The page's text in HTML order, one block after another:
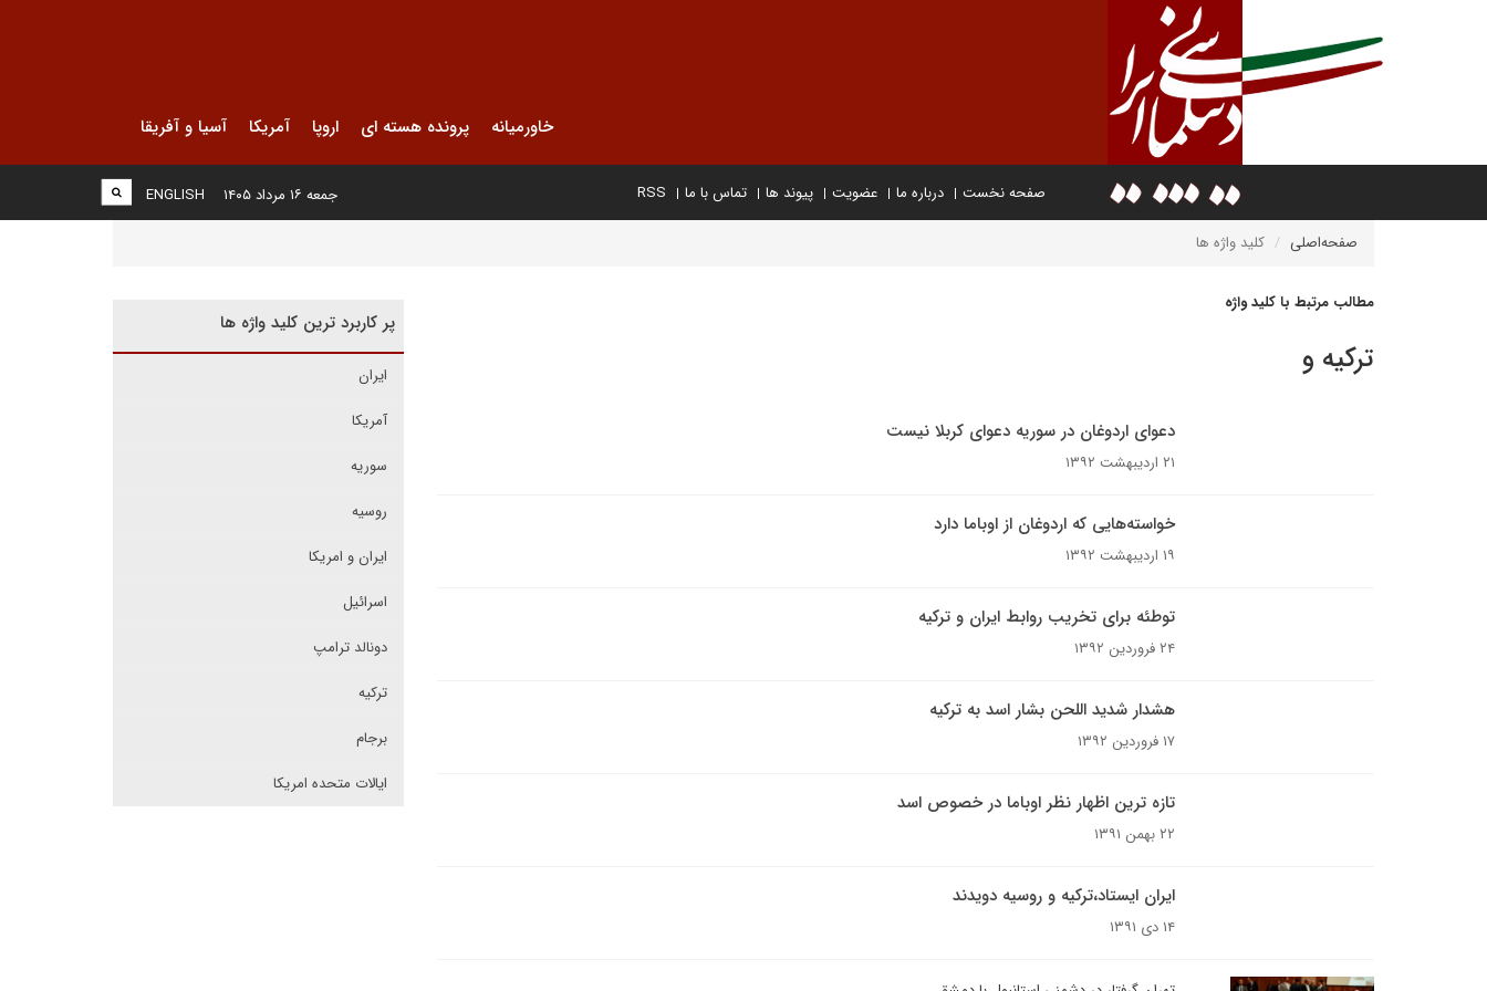
خاورمیانه پرونده هسته ای اروپا آمریکا آسیا و آفریقا
صفحه نخست درباره ما عضویت پیوند ها تماس با ما RSS
ENGLISH جمعه ۱۶ مرداد ۱۴۰۵
صفحه‌اصلی کلید واژه ها
مطالب مرتبط با کلید واژه
ترکیه و
دعوای اردوغان در سوریه دعوای کربلا نیست
۲۱ اردیبهشت ۱۳۹۲
خواسته‌هایی که اردوغان از اوباما دارد
۱۹ اردیبهشت ۱۳۹۲
توطئه برای تخریب روابط ایران و ترکیه
۲۴ فروردین ۱۳۹۲
هشدار شدید اللحن بشار اسد به ترکیه
۱۷ فروردین ۱۳۹۲
تازه ترین اظهار نظر اوباما در خصوص اسد
۲۲ بهمن ۱۳۹۱
ایران ایستاد،ترکیه و روسیه دویدند
۱۴ دی ۱۳۹۱
پر کاربرد ترین کلید واژه ها
ایران
آمریکا
سوریه
روسیه
ایران و امریکا
اسرائیل
دونالد ترامپ
ترکیه
برجام
ایالات متحده امریکا